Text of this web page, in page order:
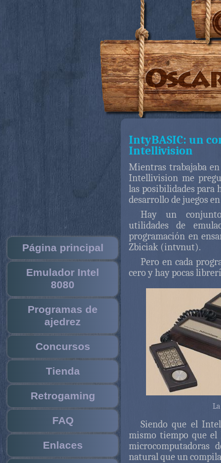
Página principal
Emulador Intel
8080
Programas de
ajedrez
Concursos
Tienda
Retrogaming
FAQ
Enlaces
IntyBASIC: un
Intellivision
Mientras trabajaba
Intellivision me
las posibilidades para
desarrollo de juegos
Hay un
utilidades de
programación en
Zbiciak (intvnut).
Pero en cada
cero y hay pocas
Siendo que el
mismo tiempo que el
microcomputadoras
natural que un